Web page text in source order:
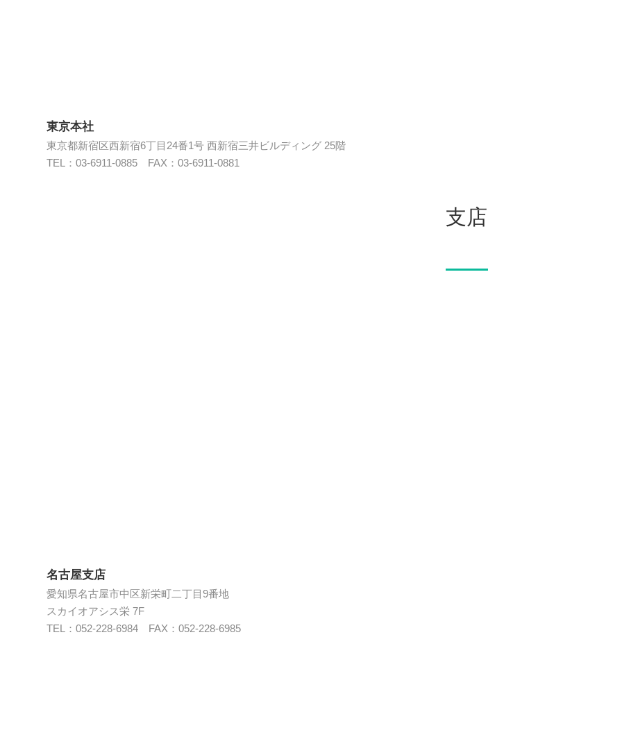
東京本社
東京都新宿区西新宿6丁目24番1号 西新宿三井ビルディング 25階
TEL：03-6911-0885 FAX：03-6911-0881
支店
名古屋支店
愛知県名古屋市中区新栄町二丁目9番地
スカイオアシス栄 7F
TEL：052-228-6984 FAX：052-228-6985